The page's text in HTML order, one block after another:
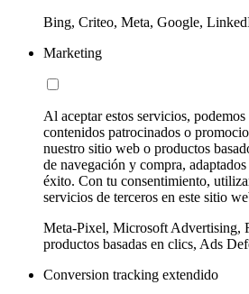
Bing, Criteo, Meta, Google,
Marketing
Al aceptar estos servicios,
contenidos patrocinados o
nuestro sitio web o productos
de navegación y compra,
éxito. Con tu consentimiento,
servicios de terceros en este sitio
Meta-Pixel, Microsoft Advertising,
productos basadas en clics, Ads
Conversion tracking extendido